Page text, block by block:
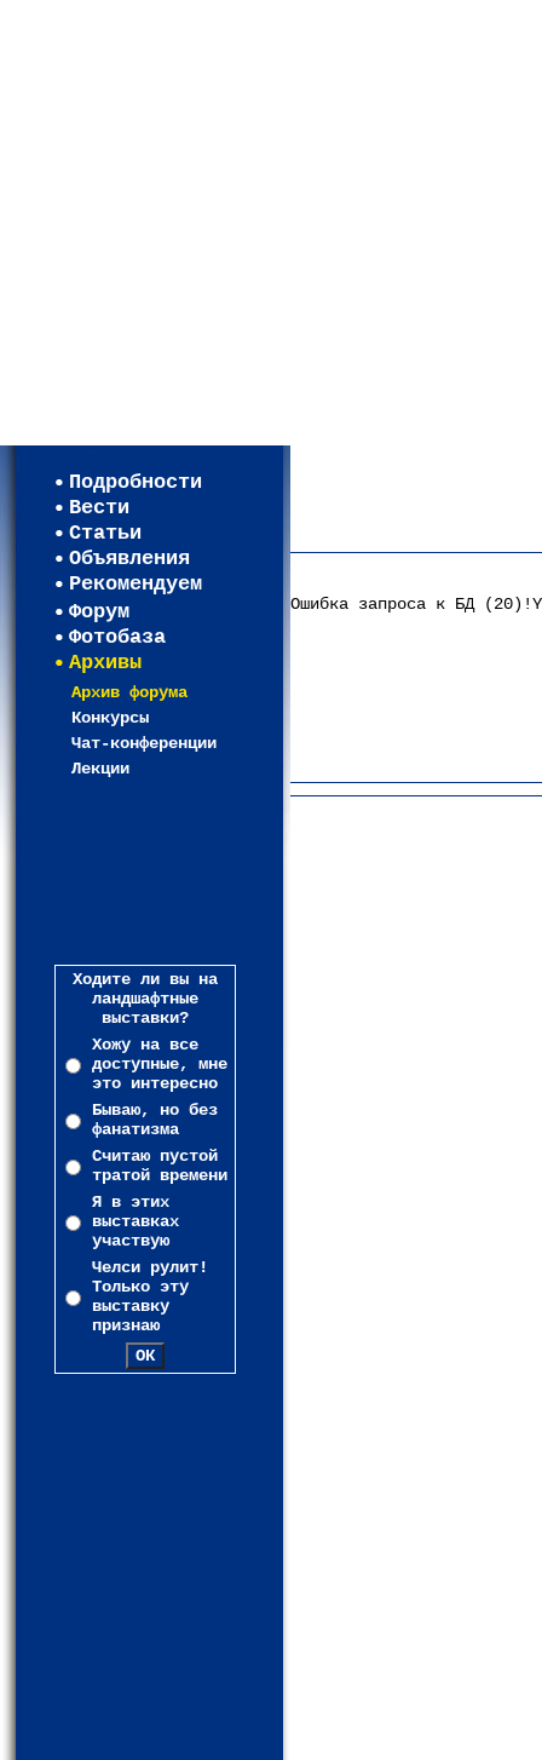
Подробности
Вести
Статьи
Объявления
Рекомендуем
Форум
Фотобаза
Архивы
Архив форума
Конкурсы
Чат-конференции
Лекции
Ходите ли вы на
ландшафтные
выставки?
Хожу на все
доступные, мне
это интересно
Бываю, но без
фанатизма
Считаю пустой
тратой времени
Я в этих
выставках
участвую
Челси рулит!
Только эту
выставку
признаю
Ошибка запроса к БД